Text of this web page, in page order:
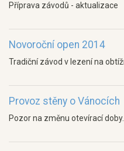
Příprava závodů - aktualizace
Novoroční open 2014
Tradiční závod v lezení na
Provoz stěny o Vánocích
Pozor na změnu otevírací doby.